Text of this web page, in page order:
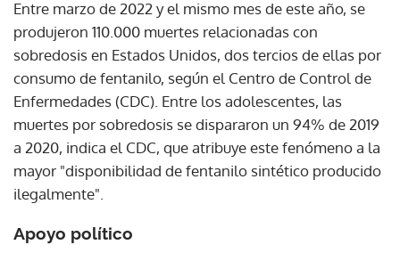
Entre marzo de 2022 y el mismo mes de este año, se
produjeron 110.000 muertes relacionadas con
sobredosis en Estados Unidos, dos tercios de ellas por
consumo de fentanilo, según el Centro de Control de
Enfermedades (CDC). Entre los adolescentes, las
muertes por sobredosis se dispararon un 94% de 2019
a 2020, indica el CDC, que atribuye este fenómeno a la
mayor "disponibilidad de fentanilo sintético producido
ilegalmente".
Apoyo político